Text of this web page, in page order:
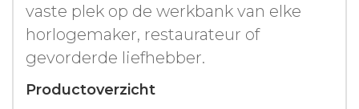
vaste plek op de werkbank van elke
horlogemaker, restaurateur of
gevorderde liefhebber.
Productoverzicht